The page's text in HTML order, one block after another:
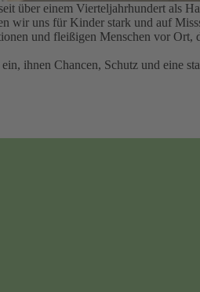
über einem Vierteljahrhundert als
wir uns für Kinder stark und auf
und fleißigen Menschen vor
ihnen Chancen, Schutz und eine